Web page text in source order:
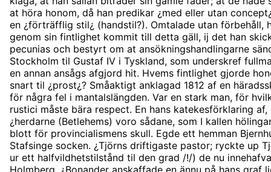
at höra honom, då han predikar ¿med eller utan
en ¿förträfflig stil¿ (handstil?). Omtalade utan förbehåll,
genom sin fintlighet kommit till detta gäll, ij det han
pecunias och bestyrt om at ansökningshandlingarne
Stockholm til Gustaf IV i Tyskland, som underskref
en annan ansågs afgjord hit. Hvems fintlighet gjorde
snart til ¿prost¿? Småaktigt anklagad 1812 af en
för några fel i mantalslängden. Var en stark man, för
rustici måste bära respect. En hans katekesförklaring af,
¿herdarne (Betlehems) voro sådane, som I kallen
blott för provincialismens skull. Egde ett hemman
Stafsinge socken. ¿Tjörns driftigaste pastor; ryckte up
ur ett halfvildhetstilstånd til den grad /!/) de nu
Holmberg. ¿Bonander anskaffade en ännu på hans graf